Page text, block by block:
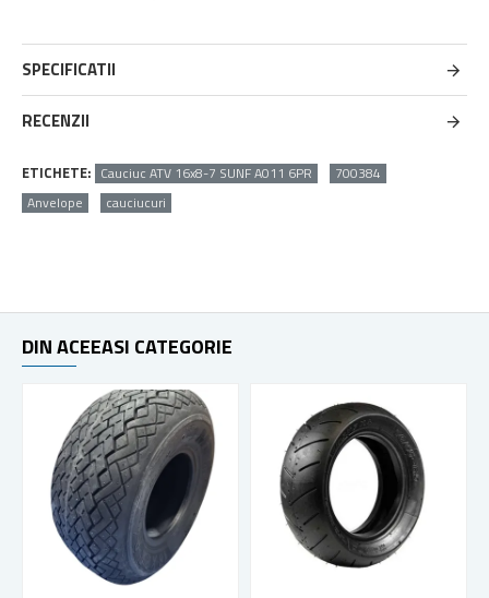
SPECIFICATII
RECENZII
ETICHETE: Cauciuc ATV 16x8-7 SUNF A011 6PR
700384
Anvelope
cauciucuri
DIN ACEEASI CATEGORIE